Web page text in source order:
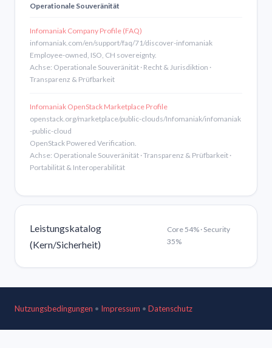
Operationale Souveränität
Infomaniak Company Profile (FAQ)
infomaniak.com/en/support/faq/71/discover-infomaniak
Employee-owned, ISO, CH sovereignty.
Achse: Operationale Souveränität · Recht & Jurisdiktion ·
Transparenz & Prüfbarkeit
Infomaniak OpenStack Marketplace Profile
openstack.org/marketplace/public-clouds/Infomaniak/infomaniak
-public-cloud
OpenStack Powered Verification.
Achse: Operationale Souveränität · Transparenz & Prüfbarkeit ·
Portabilität & Interoperabilität
Leistungskatalog
(Kern/Sicherheit)
Core 54% · Security
35%
Nutzungsbedingungen • Impressum • Datenschutz